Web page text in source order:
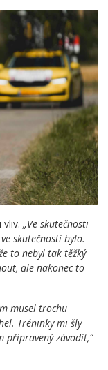
„Ve skutečnosti
skutečnosti bylo.
to nebyl tak těžký
ale nakonec to
musel trochu
Tréninky mi šly
připravený závodit,“